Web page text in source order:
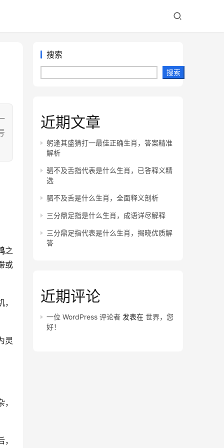
之
或
灵
搜索
搜索
近期文章
躬逢其盛猜打一最佳正确生肖，答案精准
解析
驷不及舌指代表是什么生肖，已答释义精
选
驷不及舌是什么生肖，全面释义剖析
三分鼎足指是什么生肖，成语详尽解释
三分鼎足指代表是什么生肖，揭晓优质解
答
近期评论
一位 WordPress 评论者 发表在 世界，您
好！